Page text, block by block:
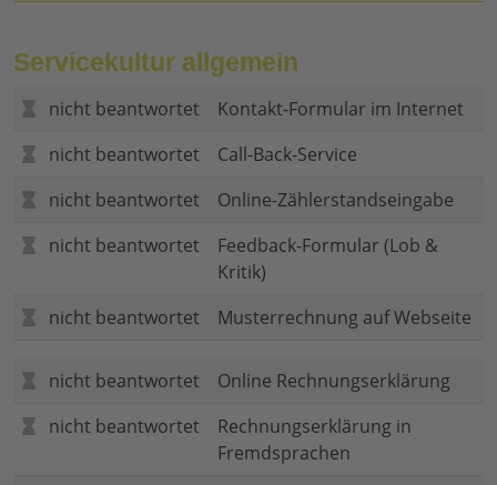
Servicekultur allgemein
nicht beantwortet
Kontakt-Formular im Internet
nicht beantwortet
Call-Back-Service
nicht beantwortet
Online-Zählerstandseingabe
nicht beantwortet
Feedback-Formular (Lob &
Kritik)
nicht beantwortet
Musterrechnung auf Webseite
nicht beantwortet
Online Rechnungserklärung
nicht beantwortet
Rechnungserklärung in
Fremdsprachen